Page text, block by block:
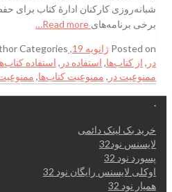
شبانه‌روزی کارکنان ادارۀ کتاب برای
برخی برنامه‌های
Posted on ژانویه 19, 2016 Categories
در , از کتاب‌ها, استفاده در , استفاده
ممنوعیت در , ممنوعیت کتاب‌ها,
.
خرید بک لینک دائمی
لایسنس نود32
پسورد نود 32
اوکلی لایسنس رایگان نود 32
همیار نود 32